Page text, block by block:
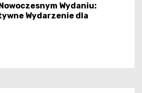
Wydaniu:
Wydarzenie dla